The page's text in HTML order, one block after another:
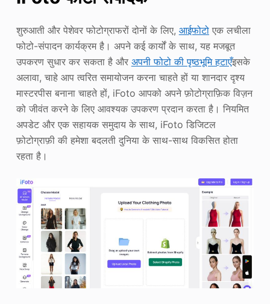
शुरुआती और पेशेवर फोटोग्राफरों दोनों के लिए, आईफोटोएक लचीला
फोटो-संपादन कार्यक्रम है। अपने कई कार्यों के साथ, यह मजबूत
उपकरण सुधार कर सकता है और अपनी फोटो की पृष्ठभूमि हटाएँइसके
अलावा, चाहे आप त्वरित समायोजन करना चाहते हों या शानदार दृश्य
मास्टरपीस बनाना चाहते हों, iFoto आपको अपने फ़ोटोग्राफ़िक विज़न
को जीवंत करने के लिए आवश्यक उपकरण प्रदान करता है। नियमित
अपडेट और एक सहायक समुदाय के साथ, iFoto डिजिटल
फ़ोटोग्राफ़ी की हमेशा बदलती दुनिया के साथ-साथ विकसित होता
रहता है।